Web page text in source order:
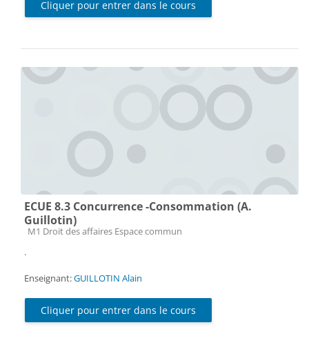
Cliquer pour entrer dans le cours
ECUE 8.3 Concurrence -Consommation (A.
Guillotin)
Catégorie de cours
M1 Droit des affaires Espace commun
.
Enseignant:GUILLOTIN Alain
Cliquer pour entrer dans le cours